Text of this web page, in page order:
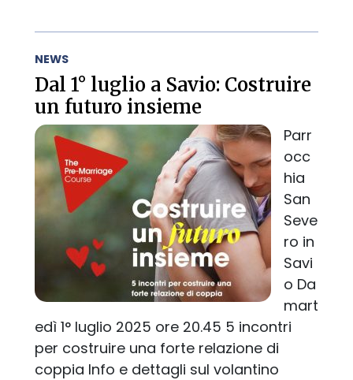
NEWS
Dal 1° luglio a Savio: Costruire
un futuro insieme
Parr
occ
hia
San
Seve
ro in
Savi
o Da
mart
edì 1° luglio 2025 ore 20.45 5 incontri
per costruire una forte relazione di
coppia Info e dettagli sul volantino